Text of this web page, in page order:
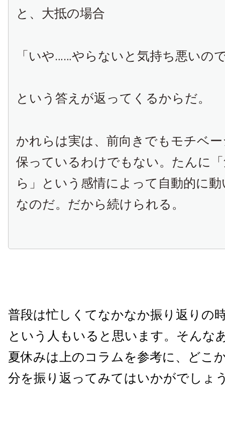
と、大抵の場合
「いや……やらないと気持ち悪いの
という答えが返ってくるからだ。
かれらは実は、前向きでもモチベ
保っているわけでもない。たんに
ら」という感情によって自動的に
なのだ。だから続けられる。
普段は忙しくてなかなか振り返りの
という人もいると思います。そんな
夏休みは上のコラムを参考に、どこ
分を振り返ってみてはいかがでしょ